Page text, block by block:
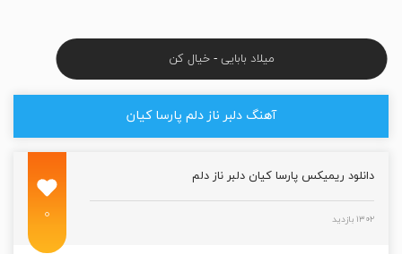
میلاد بابایی - خیال کن
آهنگ دلبر ناز دلم پارسا کیان
دانلود ریمیکس پارسا کیان دلبر ناز دلم
۱۳۰۲ بازدید ۰